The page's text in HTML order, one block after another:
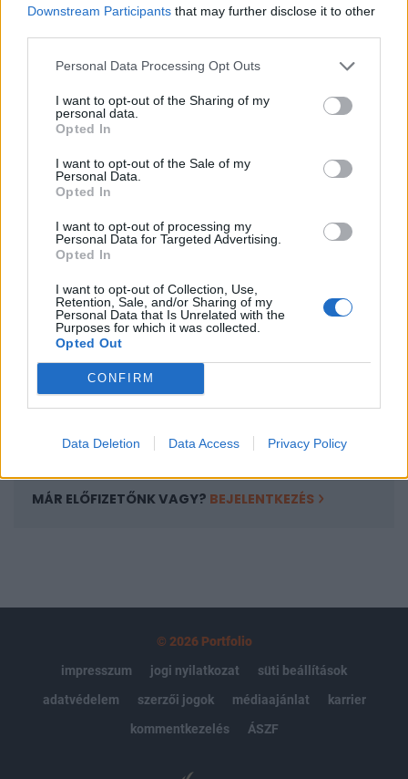
Downstream Participants that may further disclose it to other
Personal Data Processing Opt Outs
I want to opt-out of the Sharing of my
personal data.
Opted In
I want to opt-out of the Sale of my
Personal Data.
Opted In
I want to opt-out of processing my
Personal Data for Targeted Advertising.
Opted In
I want to opt-out of Collection, Use,
Retention, Sale, and/or Sharing of my
Personal Data that Is Unrelated with the
Purposes for which it was collected.
Opted Out
CONFIRM
Data Deletion Data Access Privacy Policy
A 2004-ben 3.5 milliárd dolláros árbevételt és 1.7 milliárdos
EBITDA-t termelő cég eladását a társaság azzal indokolja,
hogy az MCI megvásárlása kapcsán most kínálkozik jó
bevételnek mindenesetre meg lesz a helye. A Verizon
jelenleg 39 milliárd dollár nettó adóssággal rendelkezik,
A keresett cikk a portfolio.hu hírarchívumához
tartozik, melynek olvasása előfizetéses
regisztrációhoz kötött.
Az előfizetés a következőket tartalmazza:
Portfolio.hu teljes cikkarchívum
Kötéslisták: BÉT elmúlt 2 év napon belüli
kötéslistái
MÁR ELŐFIZETŐNK VAGY? BEJELENTKEZÉS
© 2026 Portfolio
impresszum
jogi nyilatkozat
süti beállítások
adatvédelem
szerzői jogok médiaajánlat
karrier
kommentkezelés
ÁSZF